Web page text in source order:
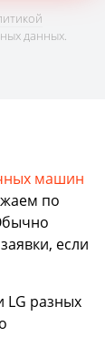
данных.
машин
по
если
разных